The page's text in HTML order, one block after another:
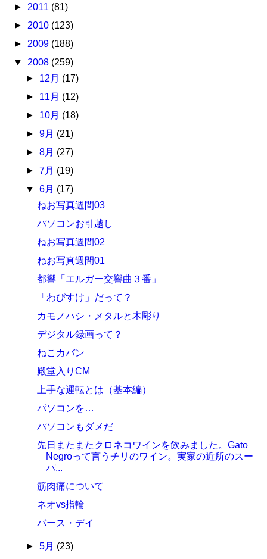
► 2011 (81)
► 2010 (123)
► 2009 (188)
▼ 2008 (259)
► 12月 (17)
► 11月 (12)
► 10月 (18)
► 9月 (21)
► 8月 (27)
► 7月 (19)
▼ 6月 (17)
ねお写真週間03
パソコンお引越し
ねお写真週間02
ねお写真週間01
都響「エルガー交響曲３番」
「わびすけ」だって？
カモノハシ・メタルと木彫り
デジタル録画って？
ねこカバン
殿堂入りCM
上手な運転とは（基本編）
パソコンを…
パソコンもダメだ
先日またまたクロネコワインを飲みました。Gato
Negroって言うチリのワイン。実家の近所のスー
パ...
筋肉痛について
ネオvs指輪
バース・デイ
► 5月 (23)